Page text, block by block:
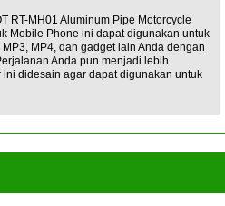
RT-MH01 Aluminum Pipe Motorcycle
Mobile Phone ini dapat digunakan untuk
MP4, dan gadget lain Anda dengan
Anda pun menjadi lebih
didesain agar dapat digunakan untuk